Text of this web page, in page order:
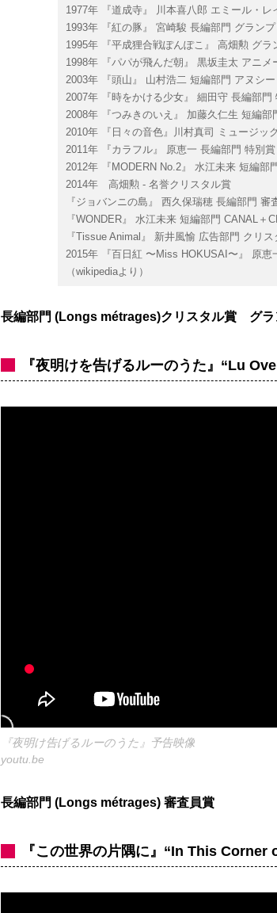
1977年 『道成寺』 川本喜八郎 エミール・レ
1993年 『紅の豚』 宮崎駿 長編部門 グランプ
1995年 『平成狸合戦ぽんぽこ』 高畑勲 グラ
1998年 『パパが飛んだ朝』 黒坂圭太 アニ
2003年 『頭山』 山村浩二 短編部門 アヌシー
2007年 『時をかける少女』 細田守 長編部門
2008年 『つみきのいえ』 加藤久仁生 短編
2010年 『日々の音色』川村真司 ミュージッ
2011年 『カラフル』 原恵一 長編部門 特別
2012年 『MODERN No.2』 水江未来 短編部
2014年 高畑勲 - 名誉クリスタル賞
『ジョバンニの島』 西久保瑞穂 長編部門 審
『WONDER』 水江未来 短編部門 CANAL＋
『Tissue Animal』 新井風愉 広告部門 クリス
2015年 『百日紅 〜Miss HOKUSAI〜』 原恵
（wikipediaより）
長編部門 (Longs métrages)クリスタル賞 グラ
『夜明けを告げるルーのうた』“Lu
『夜明け告げるルーのうた』予告映像
youtu.be
長編部門 (Longs métrages) 審査員賞
『この世界の片隅に』“In This